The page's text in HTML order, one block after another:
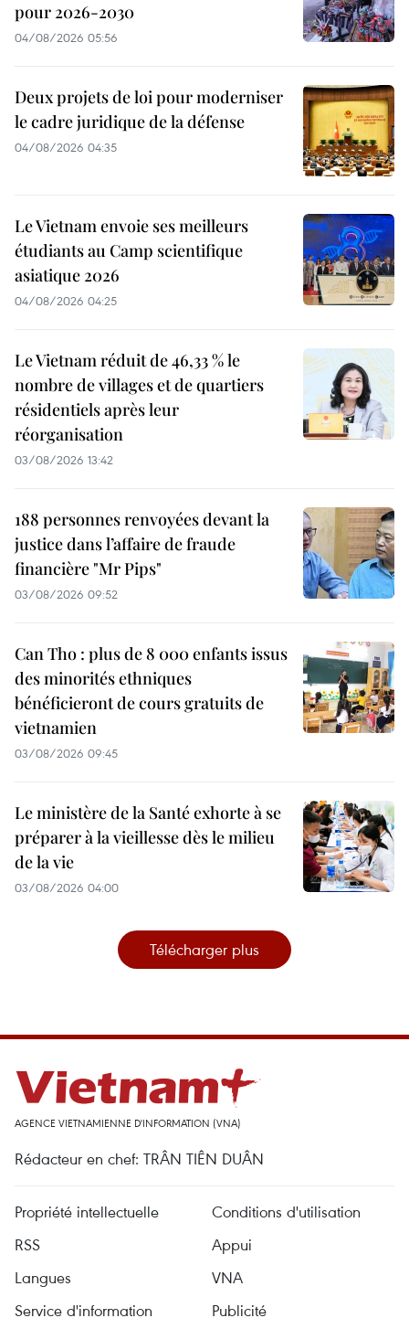
pour 2026-2030
04/08/2026 05:56
Deux projets de loi pour moderniser
le cadre juridique de la défense
04/08/2026 04:35
Le Vietnam envoie ses meilleurs
étudiants au Camp scientifique
asiatique 2026
04/08/2026 04:25
Le Vietnam réduit de 46,33 % le
nombre de villages et de quartiers
résidentiels après leur
réorganisation
03/08/2026 13:42
188 personnes renvoyées devant la
justice dans l’affaire de fraude
financière "Mr Pips"
03/08/2026 09:52
Can Tho : plus de 8 000 enfants issus
des minorités ethniques
bénéficieront de cours gratuits de
vietnamien
03/08/2026 09:45
Le ministère de la Santé exhorte à se
préparer à la vieillesse dès le milieu
de la vie
03/08/2026 04:00
Télécharger plus
AGENCE VIETNAMIENNE D'INFORMATION (VNA)
Rédacteur en chef: TRÂN TIÊN DUÂN
Propriété intellectuelle
Conditions d'utilisation
RSS
Appui
Langues
VNA
Service d'information
Publicité